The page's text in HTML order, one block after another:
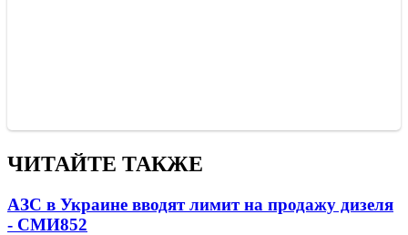
ЧИТАЙТЕ ТАКЖЕ
АЗС в Украине вводят лимит на продажу дизеля
- СМИ852